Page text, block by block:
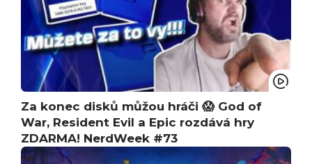
Za konec disků můžou hráči 😱 God of
War, Resident Evil a Epic rozdává hry
ZDARMA! NerdWeek #73